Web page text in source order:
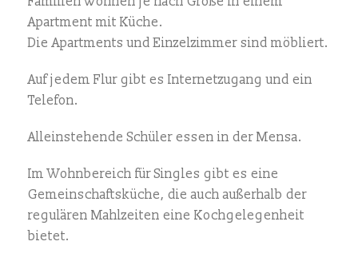
Apartment mit Küche.
Die Apartments und Einzelzimmer sind möbliert.
Auf jedem Flur gibt es Internetzugang und ein
Telefon.
Alleinstehende Schüler essen in der Mensa.
Im Wohnbereich für Singles gibt es eine
Gemeinschaftsküche, die auch außerhalb der
regulären Mahlzeiten eine Kochgelegenheit
bietet.